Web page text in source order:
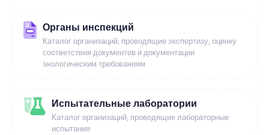
Органы инспекций
Каталог организаций, проводящие экспертизу, оценку
соответствия документов и документации
экологическим требованиям
Испытательные лаборатории
Каталог организаций, проводящие лабораторные
испытания